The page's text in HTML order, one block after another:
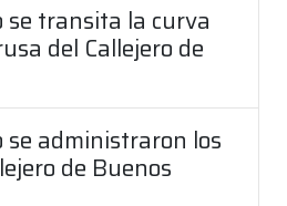
se transita la curva
del Callejero de
se administraron los
de Buenos